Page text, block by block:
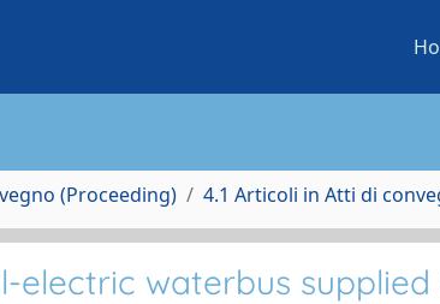
(Proceeding) 4.1 Articoli in Atti di
electric waterbus